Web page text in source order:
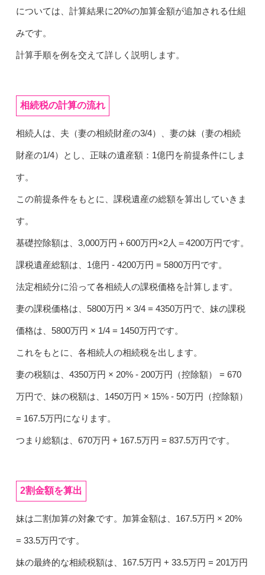
については、計算結果に20%の加算金額が追加される仕組
みです。
計算手順を例を交えて詳しく説明します。
相続税の計算の流れ
相続人は、夫（妻の相続財産の3/4）、妻の妹（妻の相続
財産の1/4）とし、正味の遺産額：1億円を前提条件にしま
す。
この前提条件をもとに、課税遺産の総額を算出していきま
す。
基礎控除額は、3,000万円＋600万円×2人＝4200万円です。
課税遺産総額は、1億円 - 4200万円 = 5800万円です。
法定相続分に沿って各相続人の課税価格を計算します。
妻の課税価格は、5800万円 × 3/4 = 4350万円で、妹の課税
価格は、5800万円 × 1/4 = 1450万円です。
これをもとに、各相続人の相続税を出します。
妻の税額は、4350万円 × 20% - 200万円（控除額） = 670
万円で、妹の税額は、1450万円 × 15% - 50万円（控除額）
= 167.5万円になります。
つまり総額は、670万円 + 167.5万円 = 837.5万円です。
2割金額を算出
妹は二割加算の対象です。加算金額は、167.5万円 × 20%
= 33.5万円です。
妹の最終的な相続税額は、167.5万円 + 33.5万円 = 201万円